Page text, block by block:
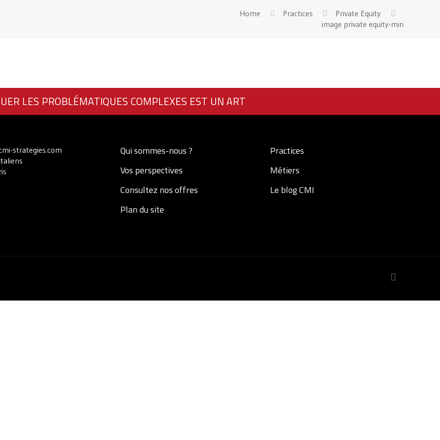
Home Practices
Private Equity
image private equity-min
LES PROBLÉMATIQUES COMPLEXES EST UN ART
strategies.com
Qui sommes-nous ?
Vos perspectives
Consultez nos offres
Plan du site
Practices
Métiers
Le blog CMI